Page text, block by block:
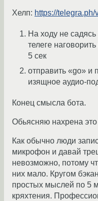
Хелп: https://
На ходу не
телеге
5 сек
отправить «go» и
изящное аудио-
Конец смысла бота.
Обьясняю нахрена
Как обычно люди
микрофон и давай
невозможно, потому
них мало. Кругом
простых мыслей по 5
кряхтения.